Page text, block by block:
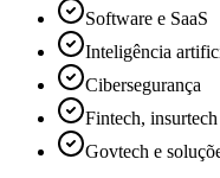
Software e SaaS
Inteligência
Cibersegurança
Fintech,
Govtech e